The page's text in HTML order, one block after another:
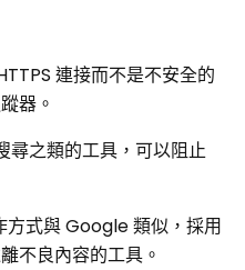
連接而不是不安全的
器。
之類的工具，可以阻止
方式與 Google 類似，採用
不良內容的工具。